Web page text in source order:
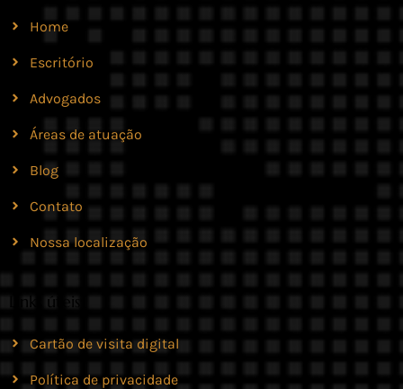
Home
Escritório
Advogados
Áreas de atuação
Blog
Contato
Nossa localização
Links úteis
Cartão de visita digital
Política de privacidade